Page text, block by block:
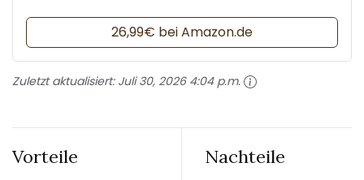
26,99€ bei Amazon.de
Zuletzt aktualisiert: Juli 30, 2026 4:04 p.m.
Vorteile Nachteile